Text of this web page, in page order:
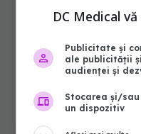
DC Medical
Publicitate și
ale publicității
audienței și
Stocarea și/
un dispozitiv